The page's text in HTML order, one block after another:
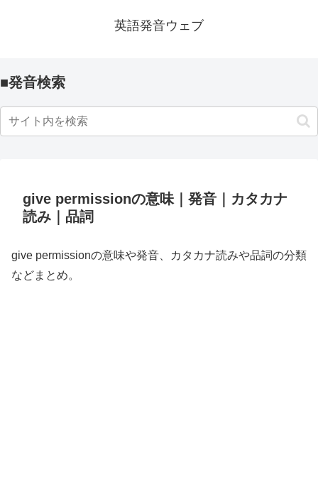
英語発音ウェブ
■発音検索
give permissionの意味｜発音｜カタカナ
読み｜品詞
give permissionの意味や発音、カタカナ読みや品詞の分類
などまとめ。